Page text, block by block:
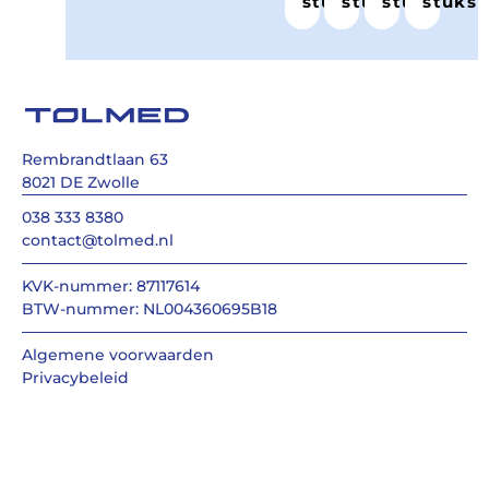
Rembrandtlaan 63
8021 DE Zwolle
038 333 8380
contact@tolmed.nl
KVK-nummer: 87117614
BTW-nummer: NL004360695B18
Algemene voorwaarden
Privacybeleid